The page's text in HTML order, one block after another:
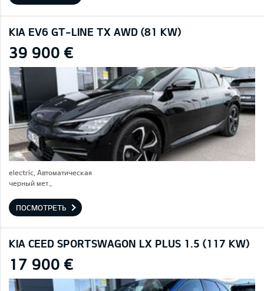
KIA EV6 GT-LINE TX AWD (81 KW)
39 900 €
electric, Автоматическая
черный мет.,
ПОСМОТРЕТЬ
KIA CEED SPORTSWAGON LX PLUS 1.5 (117 KW)
17 900 €